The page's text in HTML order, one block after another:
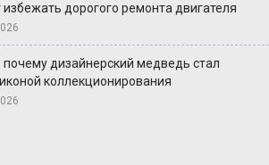
избежать дорогого ремонта двигателя
почему дизайнерский медведь стал
коллекционирования